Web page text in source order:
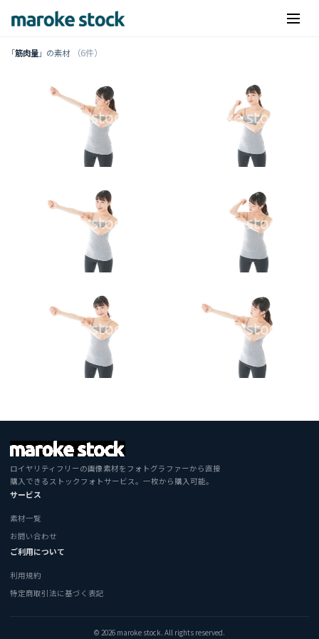
「筋肉量」の素材 （6件）
ロイヤリティフリーの画像素材をフォトグラファーから直接
購入できるストックフォトサービス。一枚から購入可能。
サービス
素材一覧
お問い合わせ
ご利用について
利用規約
特定商取引法に基づく表記
© 2026 maroke stock. All rights reserved.